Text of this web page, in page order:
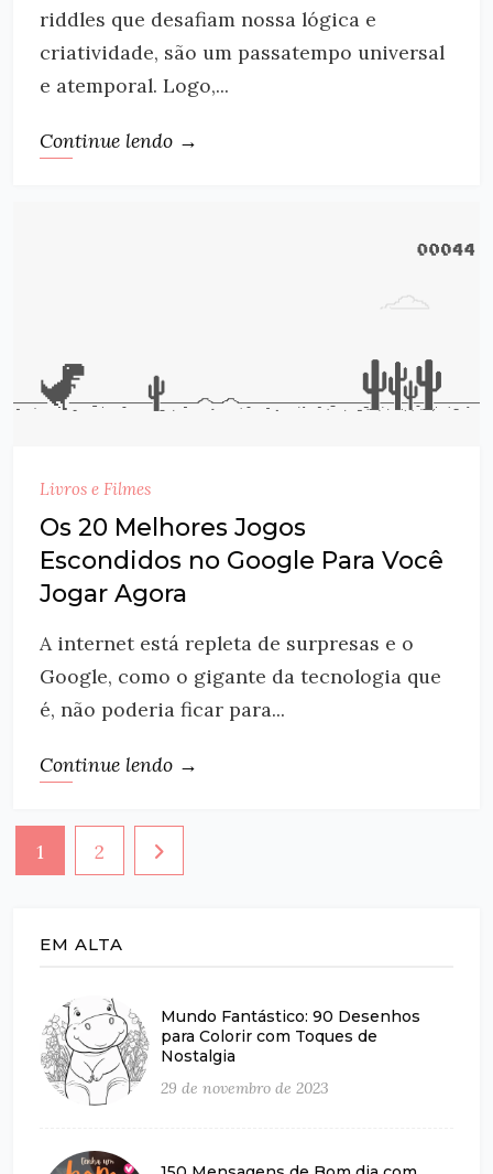
riddles que desafiam nossa lógica e
criatividade, são um passatempo universal
e atemporal. Logo,...
Continue lendo →
Livros e Filmes
Os 20 Melhores Jogos
Escondidos no Google Para Você
Jogar Agora
A internet está repleta de surpresas e o
Google, como o gigante da tecnologia que
é, não poderia ficar para...
Continue lendo →
Paginação
de
1 2
EM ALTA
Mundo Fantástico: 90 Desenhos
para Colorir com Toques de
Nostalgia
29 de novembro de 2023